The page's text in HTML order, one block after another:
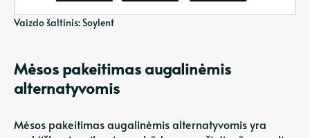
Vaizdo šaltinis: Soylent
Mėsos pakeitimas augalinėmis
alternatyvomis
Mėsos pakeitimas augalinėmis alternatyvomis yra